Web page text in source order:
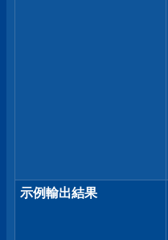
示例輸出結果